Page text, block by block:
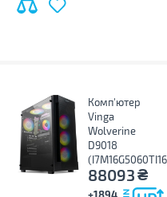
Комп'ютер
Vinga
Wolverine
D9018
88093₴
+1894